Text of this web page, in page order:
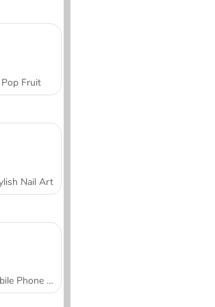
Pop Fruit
Nail Art
Mobile Phone Case Design & DIY